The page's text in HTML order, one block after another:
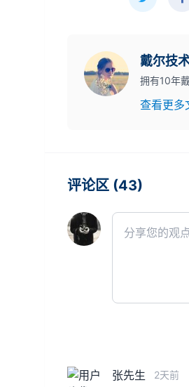
戴尔技
拥有10年
查看更多
评论区 (43)
张先生 2天前